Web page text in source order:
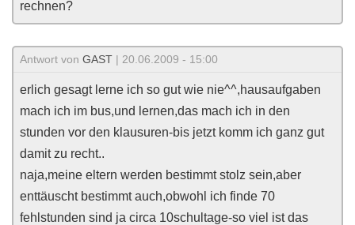
rechnen?
Antwort von GAST | 20.06.2009 - 15:00
erlich gesagt lerne ich so gut wie nie^^,hausaufgaben
mach ich im bus,und lernen,das mach ich in den
stunden vor den klausuren-bis jetzt komm ich ganz gut
damit zu recht..
naja,meine eltern werden bestimmt stolz sein,aber
enttäuscht bestimmt auch,obwohl ich finde 70
fehlstunden sind ja circa 10schultage-so viel ist das